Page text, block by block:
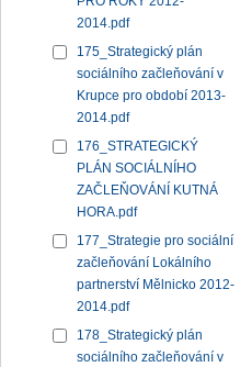
2014.pdf
175_Strategický plán
sociálního začleňování v
Krupce pro období 2013-
2014.pdf
176_STRATEGICKÝ
PLÁN SOCIÁLNÍHO
ZAČLEŇOVÁNÍ KUTNÁ
HORA.pdf
177_Strategie pro sociální
začleňování Lokálního
partnerství Mělnicko 2012-
2014.pdf
178_Strategický plán
sociálního začleňování v